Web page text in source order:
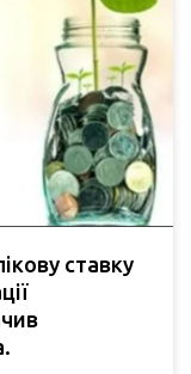
ставку